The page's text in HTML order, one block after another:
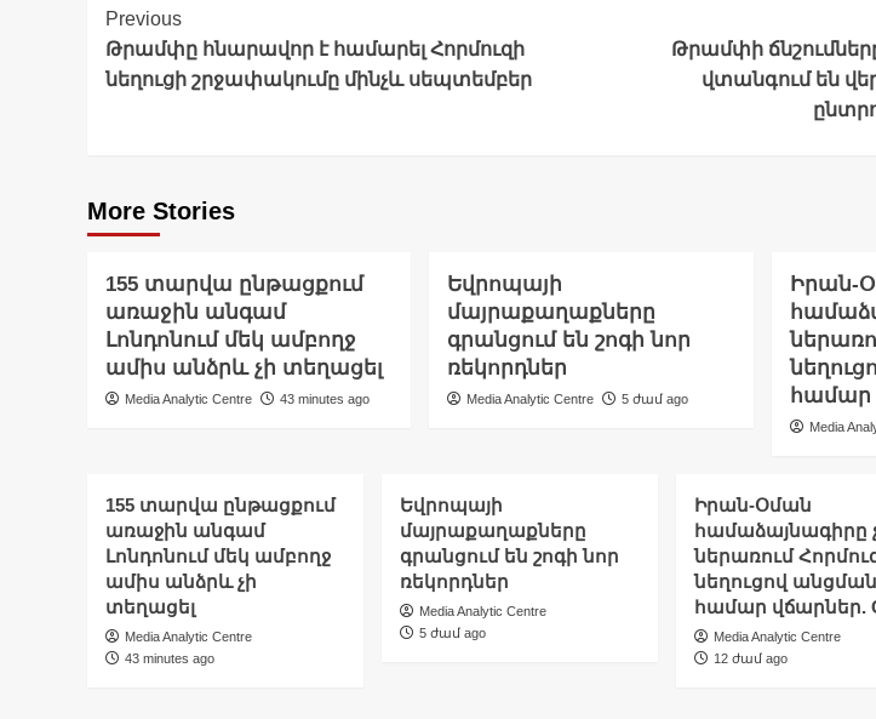
Post
Navigation
Previous
Թրամփը հնարավոր է համարել Հորմուզի
նեղուցի շրջափակումը մինչև սեպտեմբեր
Թրամփի
վտանգում են
More Stories
155 տարվա ընթացքում
առաջին անգամ
Լոնդոնում մեկ ամբողջ
ամիս անձրև չի տեղացել
Media Analytic Centre 43 minutes ago
Եվրոպայի
մայրաքաղաքները
գրանցում են շոգի նոր
ռեկորդներ
Media Analytic Centre 5 ժամ ago
Իրան-
համար
Media
155 տարվա ընթացքում
առաջին անգամ
Լոնդոնում մեկ ամբողջ
ամիս անձրև չի
տեղացել
Media Analytic Centre
43 minutes ago
Եվրոպայի
մայրաքաղաքները
գրանցում են շոգի նոր
ռեկորդներ
Media Analytic Centre
5 ժամ ago
Իրան-Օման
համաձայնագիրը
ներառում
նեղուցով անցման
համար վճարներ.
Media Analytic Centre
12 ժամ ago